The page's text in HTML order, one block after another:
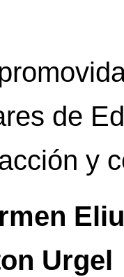
de
y
Urgel